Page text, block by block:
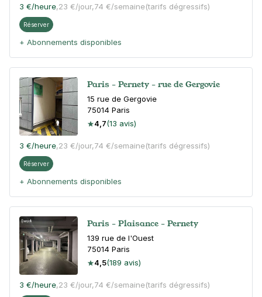
3 €/heure,23 €/jour,74 €/semaine(tarifs dégressifs)
Réserver
+ Abonnements disponibles
Paris - Pernety - rue de Gergovie
15 rue de Gergovie
75014 Paris
4,7(13 avis)
3 €/heure,23 €/jour,74 €/semaine(tarifs dégressifs)
Réserver
+ Abonnements disponibles
Paris - Plaisance - Pernety
139 rue de l'Ouest
75014 Paris
4,5(189 avis)
3 €/heure,23 €/jour,74 €/semaine(tarifs dégressifs)